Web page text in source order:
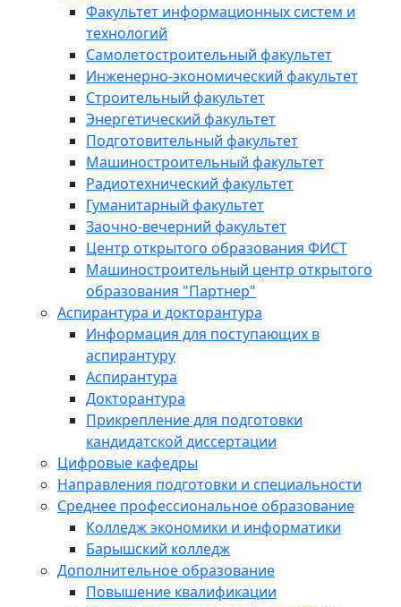
Факультет информационных систем и
технологий
Самолетостроительный факультет
Инженерно-экономический факультет
Строительный факультет
Энергетический факультет
Подготовительный факультет
Машиностроительный факультет
Радиотехнический факультет
Гуманитарный факультет
Заочно-вечерний факультет
Центр открытого образования ФИСТ
Машиностроительный центр открытого
образования "Партнер"
Аспирантура и докторантура
Информация для поступающих в
аспирантуру
Аспирантура
Докторантура
Прикрепление для подготовки
кандидатской диссертации
Цифровые кафедры
Направления подготовки и специальности
Среднее профессиональное образование
Колледж экономики и информатики
Барышский колледж
Дополнительное образование
Повышение квалификации